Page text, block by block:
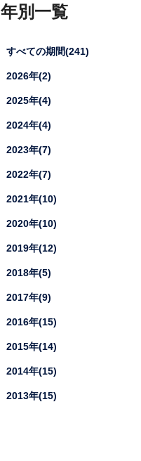
年別一覧
すべての期間 241
2026年 2
2025年 4
2024年 4
2023年 7
2022年 7
2021年 10
2020年 10
2019年 12
2018年 5
2017年 9
2016年 15
2015年 14
2014年 15
2013年 15